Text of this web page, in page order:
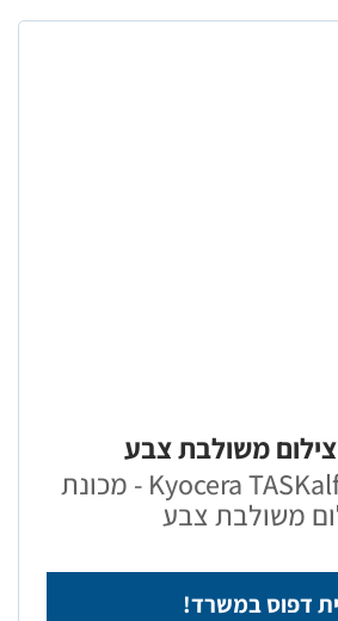
משולבת צבע
Kyocera TASKalfa MZ5001ci - מכונת
משולבת צבע
דפוס במשרד!